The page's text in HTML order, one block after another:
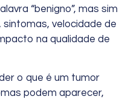
“benigno”, mas sim
velocidade de
na qualidade de
o que é um tumor
podem aparecer,